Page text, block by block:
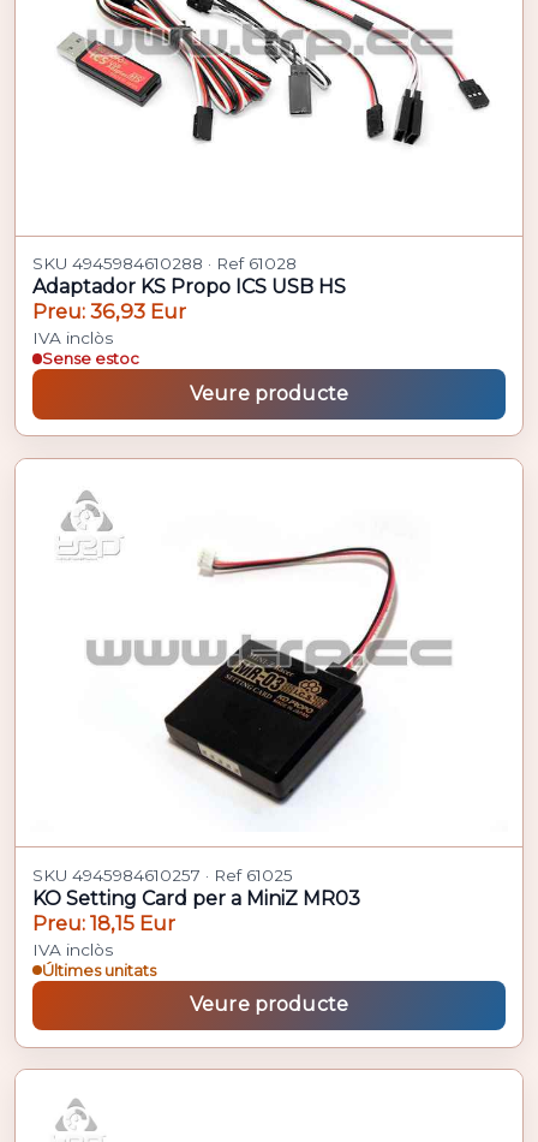
SKU 4945984610288 · Ref 61028
Adaptador KS Propo ICS USB HS
Preu: 36,93 Eur
IVA inclòs
Sense estoc
Veure producte
SKU 4945984610257 · Ref 61025
KO Setting Card per a MiniZ MR03
Preu: 18,15 Eur
IVA inclòs
Últimes unitats
Veure producte